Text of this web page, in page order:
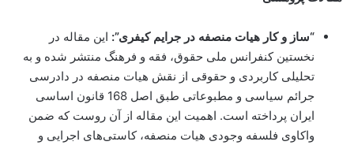
“ساز و کار هیات منصفه در جرایم کیفری”: این مقاله در
نخستین کنفرانس ملی حقوق، فقه و فرهنگ منتشر شده و به
تحلیلی کاربردی و حقوقی از نقش هیات منصفه در دادرسی
جرائم سیاسی و مطبوعاتی طبق اصل 168 قانون اساسی
ایران پرداخته است. اهمیت این مقاله از آن روست که ضمن
واکاوی فلسفه وجودی هیات منصفه، کاستی‌های اجرایی و